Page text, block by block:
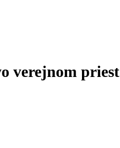
verejnom